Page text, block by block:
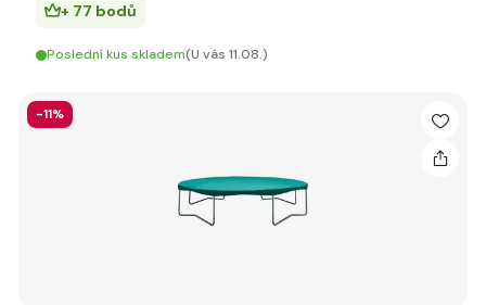
+ 77 bodů
Poslední kus skladem(U vás 11.08.)
-11%